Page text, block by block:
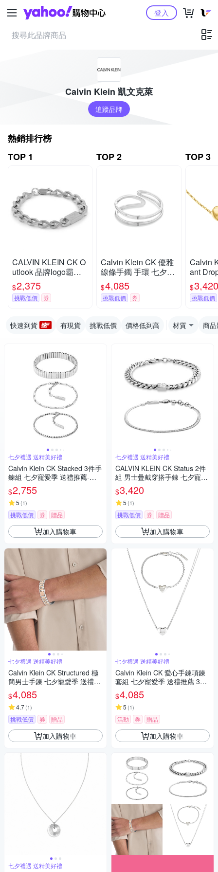
Yahoo購物中心登入
Calvin Klein 凱文克萊
追蹤品牌
熱銷排行榜
TOP 1
CALVIN KLEIN CK O
utlook 品牌logo霸氣
粗曠男士手鍊 七夕寵
愛季 送禮推薦 35000
254
$2,375
挑戰低價 券
TOP 2
Calvin Klein CK 優雅
線條手鐲 手環 七夕寵
愛季 送禮推薦 35000
753
$4,085
挑戰低價 券
TOP 3
Calvin
ant
寵愛
$3,420
挑戰低價
快速到貨 有現貨 挑戰低價 價格低到高 材質 商
七夕禮遇 送精美好禮
Calvin Klein CK Stacked 3件手
鍊組 七夕寵愛季 送禮推薦-銀
色 35000837
$2,755
5 (1)
挑戰低價 券 贈品
加入購物車
七夕禮遇 送精美好禮
Calvin Klein CK Structured 極
簡男士手鍊 七夕寵愛季 送禮推
薦 35100048
$4,085
4.7(1)
挑戰低價 券 贈品
加入購物車
七夕禮遇 送精美好禮
七夕禮遇 送精美好禮
CALVIN KLEIN CK Status 2件
組 男士疊戴穿搭手鍊 七夕寵愛
季 送禮推薦-銀 35100091
$3,420
5 (1)
挑戰低價 券 贈品
加入購物車
七夕禮遇 送精美好禮
Calvin Klein CK 愛心手鍊項鍊
套組 七夕寵愛季 送禮推薦 357
00006
$4,085
5 (1)
活動 券 贈品
加入購物車